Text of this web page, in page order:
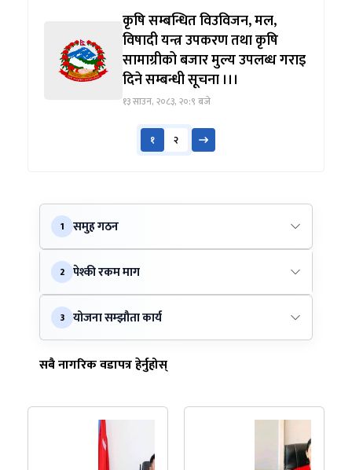
कृषि सम्बन्धित विउविजन, मल,
विषादी यन्त्र उपकरण तथा कृषि
सामाग्रीको बजार मुल्य उपलब्ध गराइ
दिने सम्बन्धी सूचना ।।।
१३ साउन, २०८३, २०:९ बजे
१ २
1 समुह गठन
2 पेश्की रकम माग
3 योजना सम्झौता कार्य
सबै नागरिक वडापत्र हेर्नुहोस्